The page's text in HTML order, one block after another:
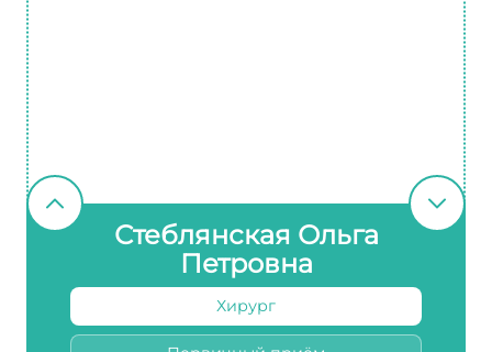
Стеблянская Ольга
Петровна
Хирург